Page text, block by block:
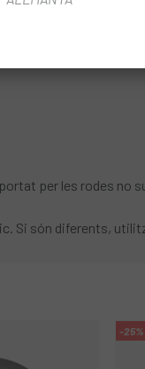
per les rodes no
Si són diferents,
-25%